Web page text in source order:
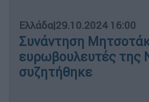
Ελλάδα|29.10.2024 16:00
Συνάντηση
ευρωβουλευτές της
συζητήθηκε